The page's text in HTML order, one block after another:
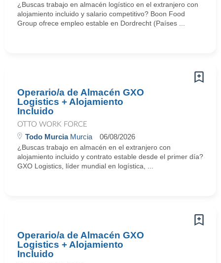
¿Buscas trabajo en almacén logístico en el extranjero con
alojamiento incluido y salario competitivo? Boon Food
Group ofrece empleo estable en Dordrecht (Países ...
Operario/a de Almacén GXO
Logistics + Alojamiento
Incluido
OTTO WORK FORCE
Todo MurciaMurcia 06/08/2026
¿Buscas trabajo en almacén en el extranjero con
alojamiento incluido y contrato estable desde el primer día?
GXO Logistics, líder mundial en logística, ...
Operario/a de Almacén GXO
Logistics + Alojamiento
Incluido